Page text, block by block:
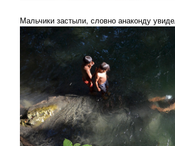
Мальчики застыли, словно анаконду